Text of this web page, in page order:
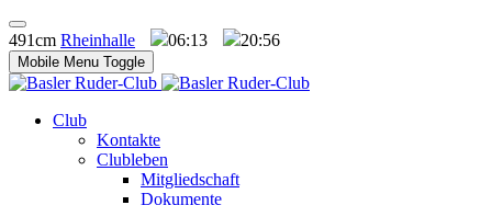
491cm Rheinhalle 06:13 20:56
Mobile Menu Toggle
Club
Kontakte
Clubleben
Mitgliedschaft
Dokumente